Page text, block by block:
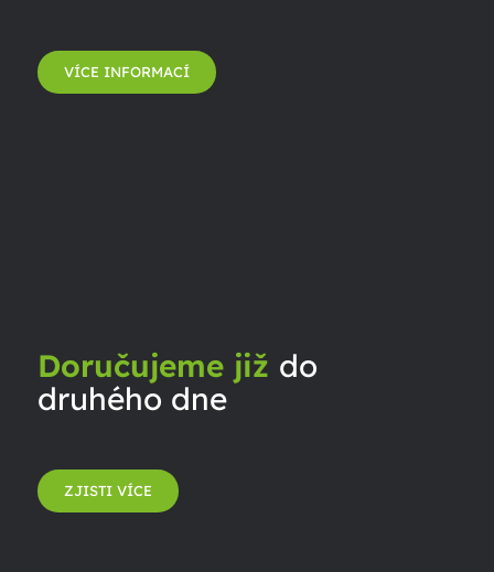
VÍCE INFORMACÍ
Doručujeme již do
druhého dne
ZJISTI VÍCE